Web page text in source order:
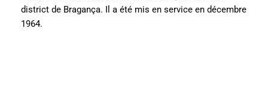
district de Bragança. Il a été mis en service en décembre
1964.